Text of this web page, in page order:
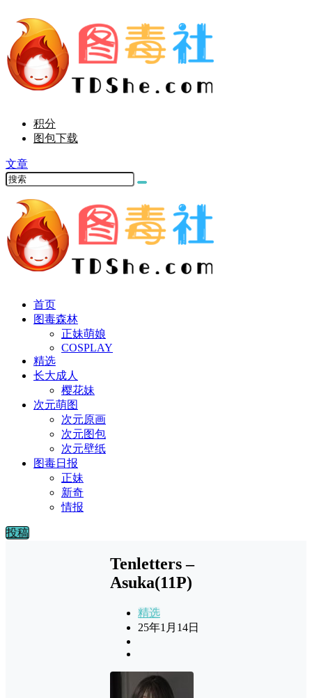
积分
图包下载
文章
首页
图毒森林
正妹萌娘
COSPLAY
精选
长大成人
樱花妹
次元萌图
次元原画
次元图包
次元壁纸
图毒日报
正妹
新奇
情报
投稿
Tenletters –
Asuka(11P)
精选
25年1月14日